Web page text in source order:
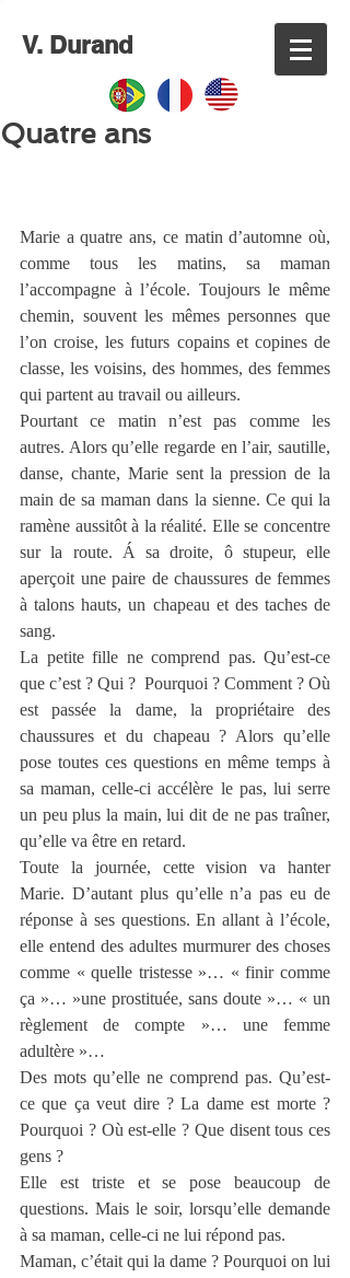
V. Durand
Quatre ans
Marie a quatre ans, ce matin d’automne où,
comme tous les matins, sa maman
l’accompagne à l’école. Toujours le même
chemin, souvent les mêmes personnes que
l’on croise, les futurs copains et copines de
classe, les voisins, des hommes, des femmes
qui partent au travail ou ailleurs.
Pourtant ce matin n’est pas comme les
autres. Alors qu’elle regarde en l’air, sautille,
danse, chante, Marie sent la pression de la
main de sa maman dans la sienne. Ce qui la
ramène aussitôt à la réalité. Elle se concentre
sur la route. Á sa droite, ô stupeur, elle
aperçoit une paire de chaussures de femmes
à talons hauts, un chapeau et des taches de
sang.
La petite fille ne comprend pas. Qu’est-ce
que c’est ? Qui ?  Pourquoi ? Comment ? Où
est passée la dame, la propriétaire des
chaussures et du chapeau ? Alors qu’elle
pose toutes ces questions en même temps à
sa maman, celle-ci accélère le pas, lui serre
un peu plus la main, lui dit de ne pas traîner,
qu’elle va être en retard.
Toute la journée, cette vision va hanter
Marie. D’autant plus qu’elle n’a pas eu de
réponse à ses questions. En allant à l’école,
elle entend des adultes murmurer des choses
comme « quelle tristesse »… « finir comme
ça »… »une prostituée, sans doute »… « un
règlement de compte »… une femme
adultère »…
Des mots qu’elle ne comprend pas. Qu’est-
ce que ça veut dire ? La dame est morte ?
Pourquoi ? Où est-elle ? Que disent tous ces
gens ?
Elle est triste et se pose beaucoup de
questions. Mais le soir, lorsqu’elle demande
à sa maman, celle-ci ne lui répond pas.
Maman, c’était qui la dame ? Pourquoi on lui